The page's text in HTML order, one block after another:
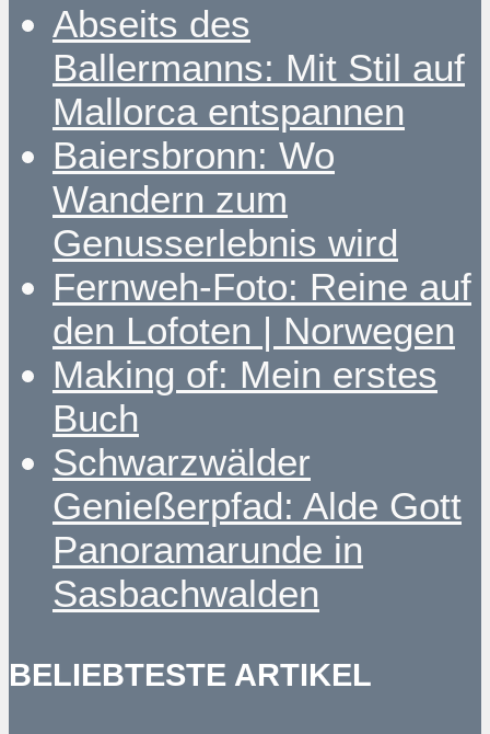
Abseits des
Ballermanns: Mit Stil auf
Mallorca entspannen
Baiersbronn: Wo
Wandern zum
Genusserlebnis wird
Fernweh-Foto: Reine auf
den Lofoten | Norwegen
Making of: Mein erstes
Buch
Schwarzwälder
Genießerpfad: Alde Gott
Panoramarunde in
Sasbachwalden
BELIEBTESTE ARTIKEL